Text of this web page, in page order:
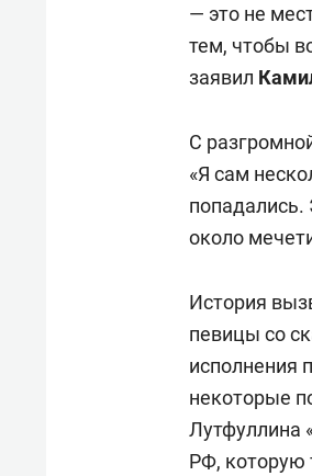
— это не
тем, чтобы
заявил
С
«Я сам
около
История
певицы со
исполнения
некоторые
Лутфуллина
РФ, которую